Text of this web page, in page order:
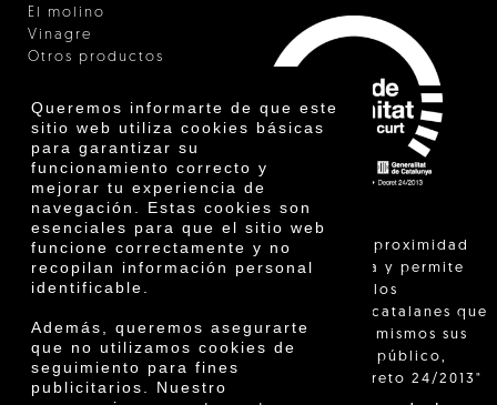
Queremos informarte de que este
sitio web utiliza cookies básicas
para garantizar su
funcionamiento correcto y
mejorar tu experiencia de
navegación. Estas cookies son
esenciales para que el sitio web
funcione correctamente y no
recopilan información personal
identificable.
Además, queremos asegurarte
que no utilizamos cookies de
seguimiento para fines
publicitarios. Nuestro
El molino
Vinagre
Otros productos
Premios
Innovación
"La venta de proximidad
está regulada y permite
identificar a los
agricultores catalanes que
venden ellos mismos sus
productos al público,
según el Decreto 24/2013"